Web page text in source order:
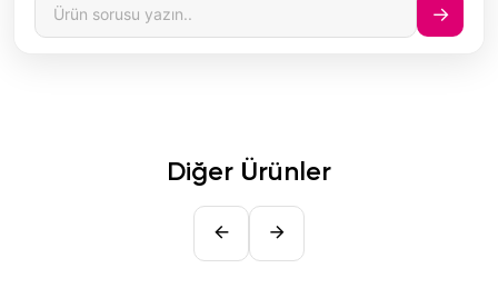
→
Diğer Ürünler